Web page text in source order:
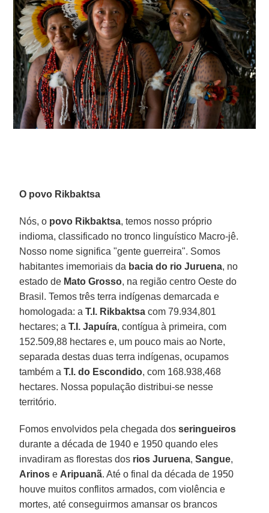
O povo Rikbaktsa
Nós, o povo Rikbaktsa, temos nosso próprio
indioma, classificado no tronco linguístico Macro-jê.
Nosso nome significa "gente guerreira". Somos
habitantes imemoriais da bacia do rio Juruena, no
estado de Mato Grosso, na região centro Oeste do
Brasil. Temos três terra indígenas demarcada e
homologada: a T.I. Rikbaktsa com 79.934,801
hectares; aT.I. Japuíra, contígua à primeira, com
152.509,88 hectares e, um pouco mais ao Norte,
separada destas duas terra indígenas, ocupamos
também aT.I. do Escondido, com 168.938,468
hectares. Nossa população distribui-se nesse
território.
Fomos envolvidos pela chegada dosseringueiros
durante a década de 1940 e 1950 quando eles
invadiram as florestas dos rios Juruena,Sangue,
Arinos e Aripuanã. Até o final da década de 1950
houve muitos conflitos armados, com violência e
mortes, até conseguirmos amansar os brancos